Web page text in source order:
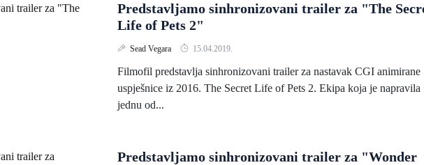
Predstavljamo sinhronizovani trailer za "The
Life of Pets 2"
Sead Vegara 15.04.2019.
Filmofil predstavlja sinhronizovani trailer za nastavak CGI animirane
uspješnice iz 2016. The Secret Life of Pets 2. Ekipa koja je napravila
jednu od...
Predstavljamo sinhronizovani trailer za "Wonder